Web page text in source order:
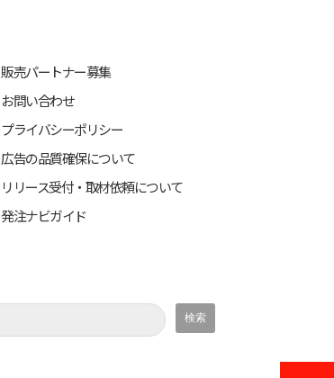
販売パートナー募集
お問い合わせ
プライバシーポリシー
広告の品質確保について
リリース受付・取材依頼について
発注ナビガイド